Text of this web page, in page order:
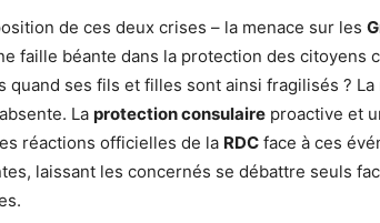
de ces deux crises – la menace sur les
faille béante dans la protection des citoyens
quand ses fils et filles sont ainsi fragilisés ?
La protection consulaire proactive et
réactions officielles de la RDC face à ces
laissant les concernés se débattre seuls